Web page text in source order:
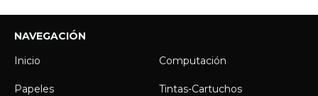
NAVEGACIÓN
Inicio
Computación
Papeles Tintas-Cartuchos